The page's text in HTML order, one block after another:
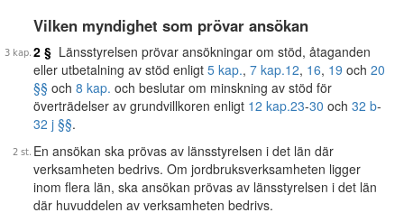
Vilken myndighet som prövar ansökan
2 § Länsstyrelsen prövar ansökningar om stöd, åtaganden
eller utbetalning av stöd enligt 5 kap., 7 kap.12, 16, 19 och 20
§§ och 8 kap. och beslutar om minskning av stöd för
överträdelser av grundvillkoren enligt 12 kap.23-30 och 32 b-
32 j §§.
En ansökan ska prövas av länsstyrelsen i det län där
verksamheten bedrivs. Om jordbruksverksamheten ligger
inom flera län, ska ansökan prövas av länsstyrelsen i det län
där huvuddelen av verksamheten bedrivs.